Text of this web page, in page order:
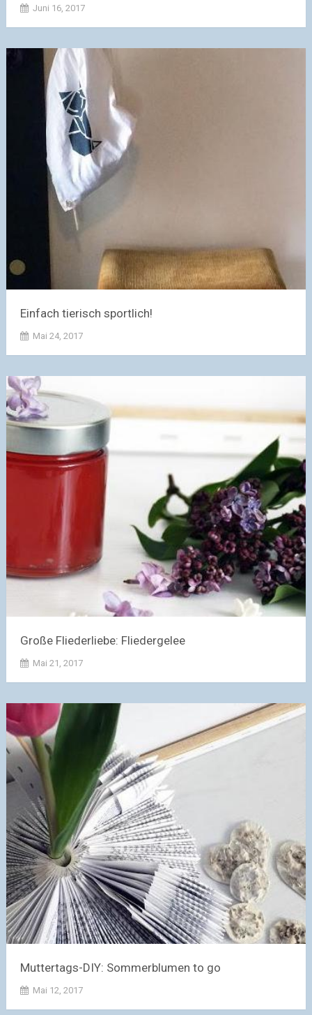
Juni 16, 2017
Einfach tierisch sportlich!
Mai 24, 2017
Große Fliederliebe: Fliedergelee
Mai 21, 2017
Muttertags-DIY: Sommerblumen to go
Mai 12, 2017